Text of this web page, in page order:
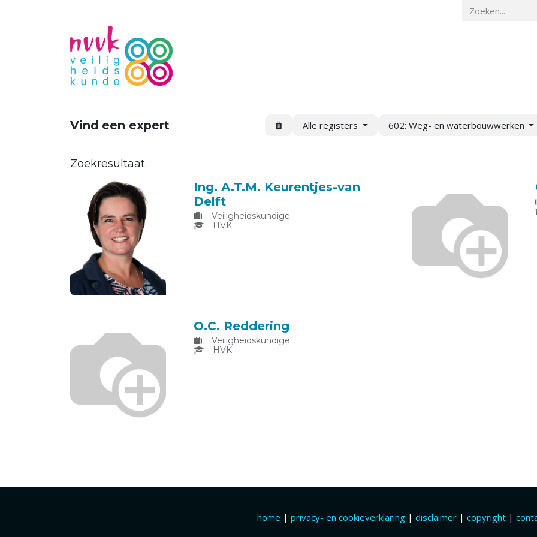
Vind een expert Alle registers 602: Weg- en waterbouwwerken
Zoekresultaat
Ing. A.T.M. Keurentjes-van
Delft
Veiligheidskundige
HVK
O.C. Reddering
Veiligheidskundige
HVK
home | privacy- en cookieverklaring| disclaimer | copyright|